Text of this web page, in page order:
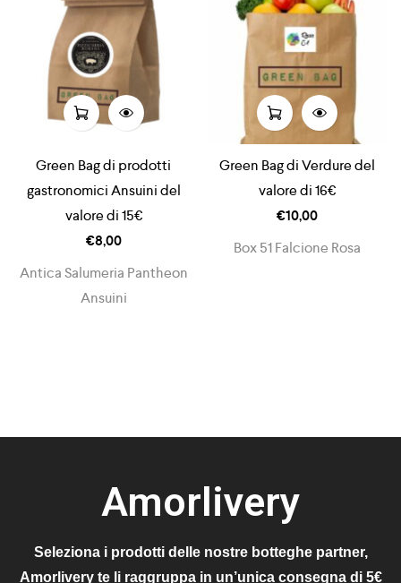
Green Bag di prodotti
gastronomici Ansuini del
valore di 15€
€8,00
Antica Salumeria Pantheon
Ansuini
Green Bag di Verdure del
valore di 16€
€10,00
Box 51 Falcione Rosa
Amorlivery
Seleziona i prodotti delle nostre botteghe partner,
Amorlivery te li raggruppa in un’unica consegna di 5€